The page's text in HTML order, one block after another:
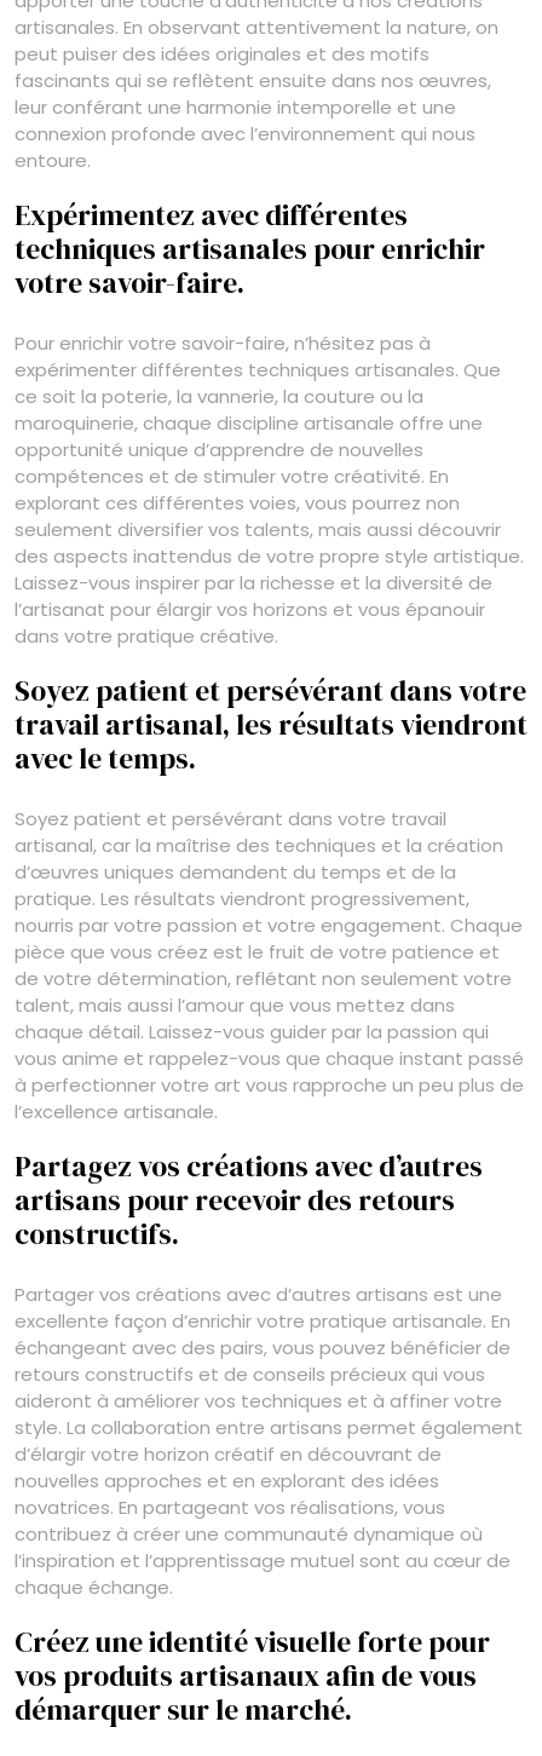
artisanales. En observant attentivement la nature, on
peut puiser des idées originales et des motifs
fascinants qui se reflètent ensuite dans nos œuvres,
leur conférant une harmonie intemporelle et une
connexion profonde avec l’environnement qui nous
entoure.
Expérimentez avec différentes
techniques artisanales pour enrichir
votre savoir-faire.
Pour enrichir votre savoir-faire, n’hésitez pas à
expérimenter différentes techniques artisanales. Que
ce soit la poterie, la vannerie, la couture ou la
maroquinerie, chaque discipline artisanale offre une
opportunité unique d’apprendre de nouvelles
compétences et de stimuler votre créativité. En
explorant ces différentes voies, vous pourrez non
seulement diversifier vos talents, mais aussi découvrir
des aspects inattendus de votre propre style artistique.
Laissez-vous inspirer par la richesse et la diversité de
l’artisanat pour élargir vos horizons et vous épanouir
dans votre pratique créative.
Soyez patient et persévérant dans votre
travail artisanal, les résultats viendront
avec le temps.
Soyez patient et persévérant dans votre travail
artisanal, car la maîtrise des techniques et la création
d’œuvres uniques demandent du temps et de la
pratique. Les résultats viendront progressivement,
nourris par votre passion et votre engagement. Chaque
pièce que vous créez est le fruit de votre patience et
de votre détermination, reflétant non seulement votre
talent, mais aussi l’amour que vous mettez dans
chaque détail. Laissez-vous guider par la passion qui
vous anime et rappelez-vous que chaque instant passé
à perfectionner votre art vous rapproche un peu plus de
l’excellence artisanale.
Partagez vos créations avec d’autres
artisans pour recevoir des retours
constructifs.
Partager vos créations avec d’autres artisans est une
excellente façon d’enrichir votre pratique artisanale. En
échangeant avec des pairs, vous pouvez bénéficier de
retours constructifs et de conseils précieux qui vous
aideront à améliorer vos techniques et à affiner votre
style. La collaboration entre artisans permet également
d’élargir votre horizon créatif en découvrant de
nouvelles approches et en explorant des idées
novatrices. En partageant vos réalisations, vous
contribuez à créer une communauté dynamique où
l’inspiration et l’apprentissage mutuel sont au cœur de
chaque échange.
Créez une identité visuelle forte pour
vos produits artisanaux afin de vous
démarquer sur le marché.